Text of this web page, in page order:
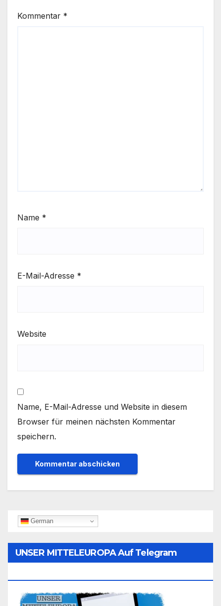
Kommentar *
Name *
E-Mail-Adresse *
Website
Name, E-Mail-Adresse und Website in diesem
Browser für meinen nächsten Kommentar
speichern.
German
UNSER MITTELEUROPA Auf Telegram